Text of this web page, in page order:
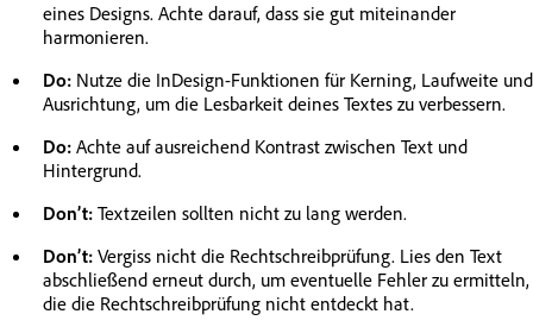
eines Designs. Achte darauf, dass sie gut miteinander
harmonieren.
Do: Nutze die InDesign-Funktionen für Kerning, Laufweite und
Ausrichtung, um die Lesbarkeit deines Textes zu verbessern.
Do: Achte auf ausreichend Kontrast zwischen Text und
Hintergrund.
Don’t: Textzeilen sollten nicht zu lang werden.
Don’t: Vergiss nicht die Rechtschreibprüfung. Lies den Text
abschließend erneut durch, um eventuelle Fehler zu ermitteln,
die die Rechtschreibprüfung nicht entdeckt hat.